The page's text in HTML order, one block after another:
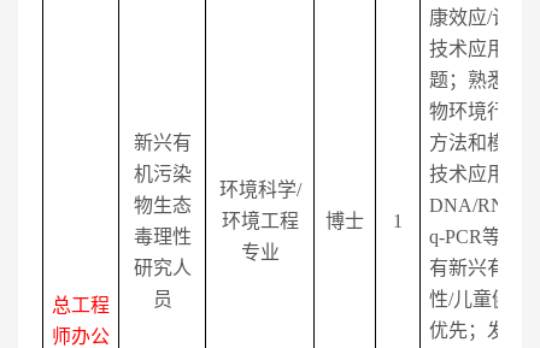
总工程
师办公
新兴有
机污染
物生态
毒理性
研究人
员
环境科学/
环境工程
专业
博士 1
康效应/计算
技术应用或
题；熟悉新
物环境行为
方法和模型
技术应用等
DNA/RNA
q-PCR等实
有新兴有机
性/儿童健康
优先；发表